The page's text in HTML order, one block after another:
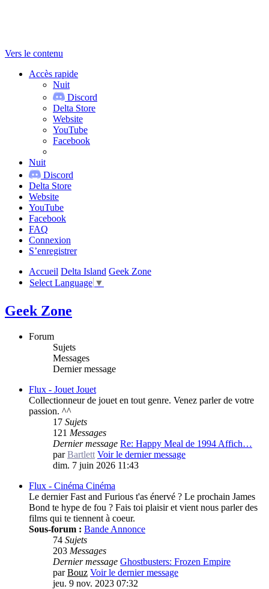
Vers le contenu
Accès rapide
Nuit
Discord
Delta Store
Website
YouTube
Facebook
Nuit
Discord
Delta Store
Website
YouTube
Facebook
FAQ
Connexion
S’enregistrer
Accueil Delta Island Geek Zone
Select Language ▼
Geek Zone
Forum
Sujets
Messages
Dernier message
Flux - Jouet Jouet
Collectionneur de jouet en tout genre. Venez parler de votre
passion. ^^
17 Sujets
121 Messages
Dernier message Re: Happy Meal de 1994 Affich…
parBartlett Voir le dernier message
dim. 7 juin 2026 11:43
Flux - Cinéma Cinéma
Le dernier Fast and Furious t'as énervé ? Le prochain James
Bond te hype de fou ? Fais toi plaisir et vient nous parler des
films qui te tiennent à coeur.
Sous-forum : Bande Annonce
74 Sujets
203 Messages
Dernier message Ghostbusters: Frozen Empire
parBouz Voir le dernier message
jeu. 9 nov. 2023 07:32